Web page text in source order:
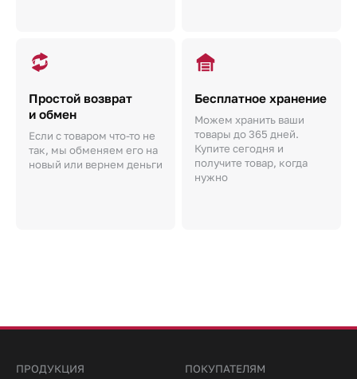
Простой возврат
и обмен
Если с товаром что-то не
так, мы обменяем его на
новый или вернем деньги
Бесплатное хранение
Можем хранить ваши
товары до 365 дней.
Купите сегодня и
получите товар, когда
нужно
ПРОДУКЦИЯ ПОКУПАТЕЛЯМ